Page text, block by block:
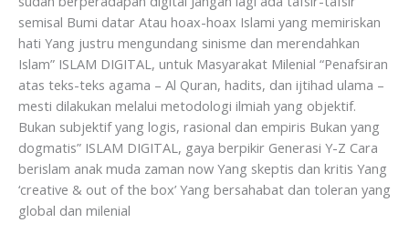
semisal Bumi datar Atau hoax-hoax Islami yang memiriskan
hati Yang justru mengundang sinisme dan merendahkan
Islam” ISLAM DIGITAL, untuk Masyarakat Milenial “Penafsiran
atas teks-teks agama – Al Quran, hadits, dan ijtihad ulama –
mesti dilakukan melalui metodologi ilmiah yang objektif.
Bukan subjektif yang logis, rasional dan empiris Bukan yang
dogmatis” ISLAM DIGITAL, gaya berpikir Generasi Y-Z Cara
berislam anak muda zaman now Yang skeptis dan kritis Yang
‘creative & out of the box’ Yang bersahabat dan toleran yang
global dan milenial